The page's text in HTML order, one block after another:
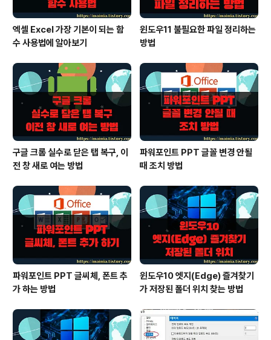
엑셀 Excel 가장 기본이 되는 함
수 사용법에 알아보기
윈도우11 불필요한 파일 정리하는
방법
구글 크롬 실수로 닫은 탭 복구, 이
전 창 새로 여는 방법
파워포인트 PPT 글꼴 변경 안될
때 조치 방법
파워포인트 PPT 글씨체, 폰트 추
가 하는 방법
윈도우10 엣지(Edge) 즐겨찾기
가 저장된 폴더 위치 찾는 방법